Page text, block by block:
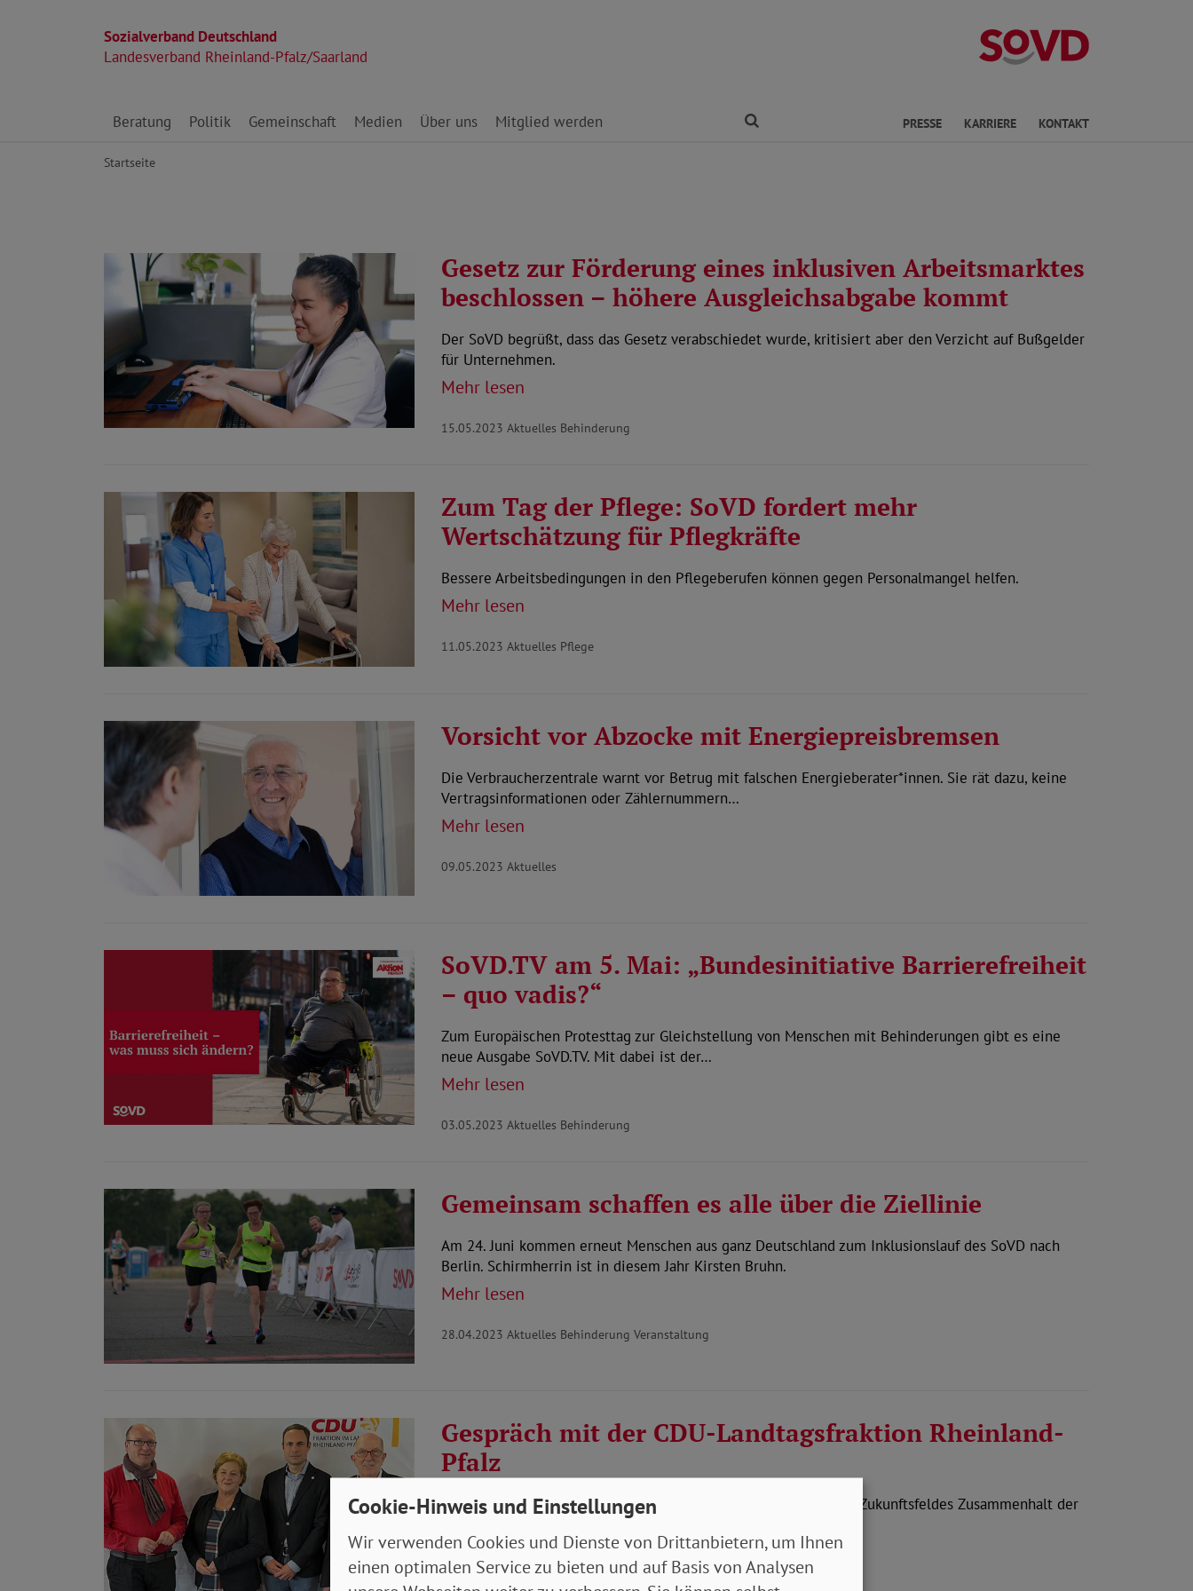
Sozialverband Deutschland
Landesverband Rheinland-Pfalz/Saarland
Landesverband
Direkt zu den Inhalten springen
Beratung Politik Gemeinschaft Medien Über uns Mitglied werden PRESSE KARRIERE KONTAKT
Startseite
Gesetz zur Förderung eines inklusiven Arbeitsmarktes
beschlossen – höhere Ausgleichsabgabe kommt
Der SoVD begrüßt, dass das Gesetz verabschiedet wurde, kritisiert aber den Verzicht auf Bußgelder
für Unternehmen.
Mehr lesen
15.05.2023 Aktuelles Behinderung
Zum Tag der Pflege: SoVD fordert mehr
Wertschätzung für Pflegkräfte
Bessere Arbeitsbedingungen in den Pflegeberufen können gegen Personalmangel helfen.
Mehr lesen
11.05.2023 Aktuelles Pflege
Vorsicht vor Abzocke mit Energiepreisbremsen
Die Verbraucherzentrale warnt vor Betrug mit falschen Energieberater*innen. Sie rät dazu, keine
Vertragsinformationen oder Zählernummern…
Mehr lesen
09.05.2023 Aktuelles
SoVD.TV am 5. Mai: „Bundesinitiative Barrierefreiheit
– quo vadis?“
Zum Europäischen Protesttag zur Gleichstellung von Menschen mit Behinderungen gibt es eine
neue Ausgabe SoVD.TV. Mit dabei ist der…
Mehr lesen
03.05.2023 Aktuelles Behinderung
Gemeinsam schaffen es alle über die Ziellinie
Am 24. Juni kommen erneut Menschen aus ganz Deutschland zum Inklusionslauf des SoVD nach
Berlin. Schirmherrin ist in diesem Jahr Kirsten Bruhn.
Mehr lesen
28.04.2023 Aktuelles Behinderung Veranstaltung
Gespräch mit der CDU-Landtagsfraktion Rheinland-
Pfalz
Auf Einladung von Michael Wäschenbach (Vorsitzender des CDU-Zukunftsfeldes Zusammenhalt der
Gesellschaft, Pflegepolitischer Sprecher der…
Mehr lesen
Cookie-Hinweis und Einstellungen
Wir verwenden Cookies und Dienste von Drittanbietern, um Ihnen
einen optimalen Service zu bieten und auf Basis von Analysen